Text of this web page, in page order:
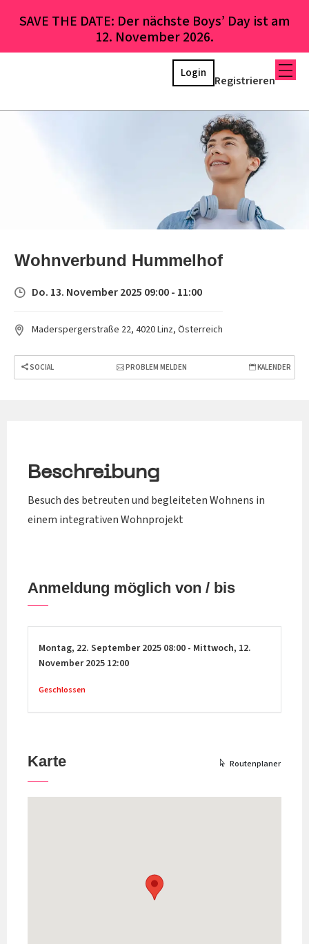
SAVE THE DATE: Der nächste Boys’ Day ist am
12. November 2026.
Registrieren
Login
Wohnverbund Hummelhof
Do. 13. November 2025 09:00 - 11:00
Maderspergerstraße 22, 4020 Linz, Österreich
SOCIAL PROBLEM MELDEN KALENDER
Beschreibung
Besuch des betreuten und begleiteten Wohnens in
einem integrativen Wohnprojekt
Anmeldung möglich von / bis
Montag, 22. September 2025 08:00 - Mittwoch, 12.
November 2025 12:00
Geschlossen
Karte Routenplaner